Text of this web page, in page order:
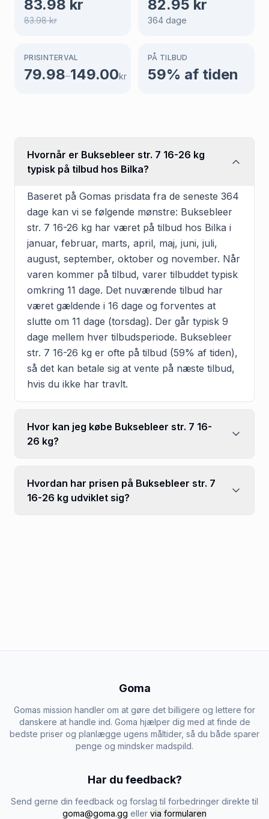
83.98 kr
83.98kr
82.95 kr
364 dage
PRISINTERVAL
79.98–149.00kr
PÅ TILBUD
59% af tiden
Hvornår er Buksebleer str. 7 16-26 kg
typisk på tilbud hos Bilka?
Baseret på Gomas prisdata fra de seneste 364
dage kan vi se følgende mønstre: Buksebleer
str. 7 16-26 kg har været på tilbud hos Bilka i
januar, februar, marts, april, maj, juni, juli,
august, september, oktober og november. Når
varen kommer på tilbud, varer tilbuddet typisk
omkring 11 dage. Det nuværende tilbud har
været gældende i 16 dage og forventes at
slutte om 11 dage (torsdag). Der går typisk 9
dage mellem hver tilbudsperiode. Buksebleer
str. 7 16-26 kg er ofte på tilbud (59% af tiden),
så det kan betale sig at vente på næste tilbud,
hvis du ikke har travlt.
Hvor kan jeg købe Buksebleer str. 7 16-
26 kg?
Hvordan har prisen på Buksebleer str. 7
16-26 kg udviklet sig?
Goma
Gomas mission handler om at gøre det billigere og lettere for
danskere at handle ind. Goma hjælper dig med at finde de
bedste priser og planlægge ugens måltider, så du både sparer
penge og mindsker madspild.
Har du feedback?
Send gerne din feedback og forslag til forbedringer direkte til
goma@goma.gg eller via formularen